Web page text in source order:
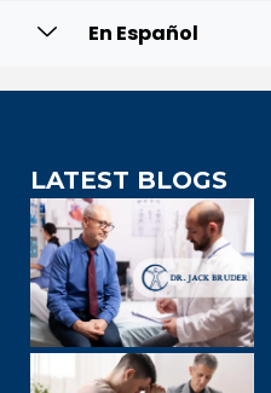
En Español
LATEST BLOGS